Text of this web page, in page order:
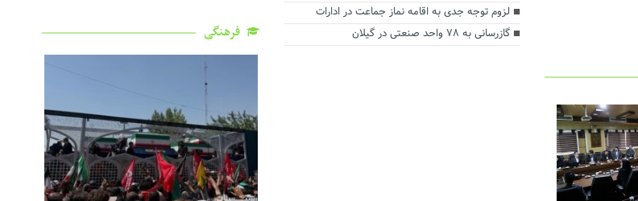
لزوم توجه جدی به اقامه نماز جماعت در ادارات
گازرسانی به ۷۸ واحد صنعتی در گیلان
فرهنگی